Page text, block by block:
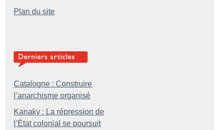
Plan du site
Catalogne : Construire
l’anarchisme organisé
Kanaky : La répression de
l’État colonial se poursuit